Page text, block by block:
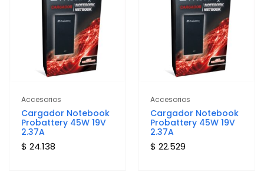
Accesorios
Cargador Notebook
Probattery 45W 19V
2.37A
$ 24.138
Accesorios
Cargador Notebook
Probattery 45W 19V
2.37A
$ 22.529